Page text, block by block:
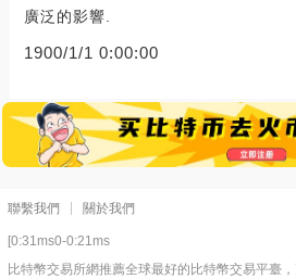
廣泛的影響.
1900/1/1 0:00:00
聯繫我們 關於我們
[0:31ms0-0:21ms
比特幣交易所網推薦全球最好的比特幣交易平臺